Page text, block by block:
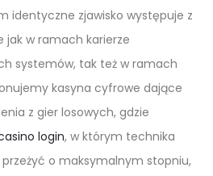
identyczne zjawisko występuje z
jak w ramach karierze
systemów, tak też w ramach
kasyna cyfrowe dające
z gier losowych, gdzie
login, w którym technika
o maksymalnym stopniu,